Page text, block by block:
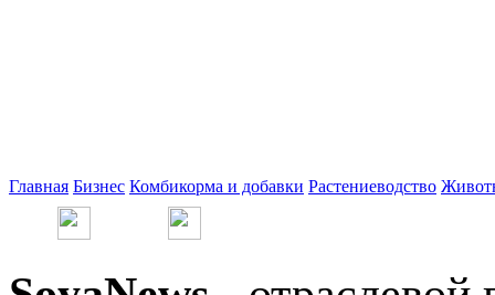
Главная Бизнес Комбикорма и добавки Растениеводство